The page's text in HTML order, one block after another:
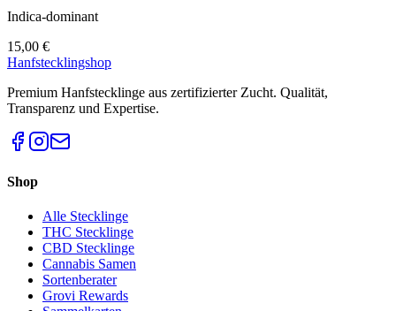
Indica-dominant
15,00 €
Hanfstecklingshop
Premium Hanfstecklinge aus zertifizierter Zucht. Qualität,
Transparenz und Expertise.
Shop
Alle Stecklinge
THC Stecklinge
CBD Stecklinge
Cannabis Samen
Sortenberater
Grovi Rewards